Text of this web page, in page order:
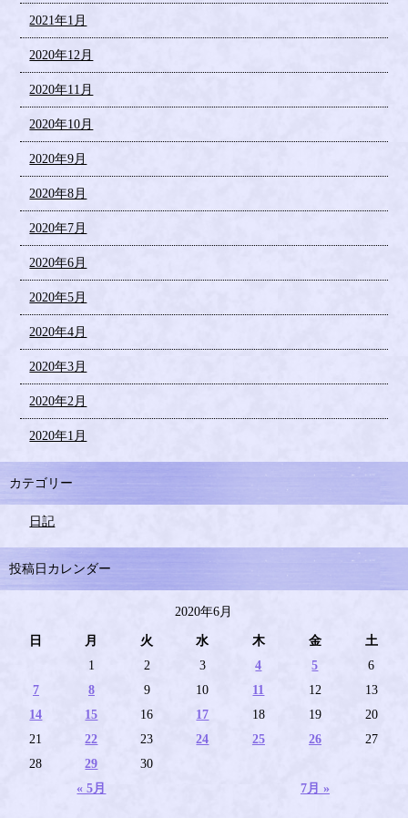
2021年1月
2020年12月
2020年11月
2020年10月
2020年9月
2020年8月
2020年7月
2020年6月
2020年5月
2020年4月
2020年3月
2020年2月
2020年1月
カテゴリー
日記
投稿日カレンダー
2020年6月
日 月 火 水 木 金 土
« 5月 7月 »
1 2 3 4 5
6
7
8 9 10 11 12
13
14
15 16 17 18 19
20
21
22 23 24 25 26
27
28
29 30